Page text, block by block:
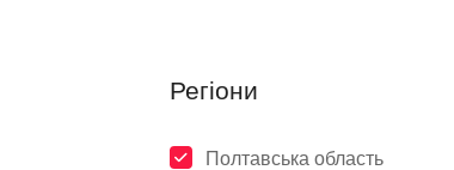
Регіони
Полтавська область